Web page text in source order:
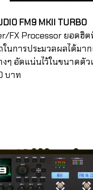
FM9 MKII TURBO
FX Processor ยอดฮิ
ในการประมวลผลได้ม
งๆ อัดแน่นไว้ในขนาดตั
บาท